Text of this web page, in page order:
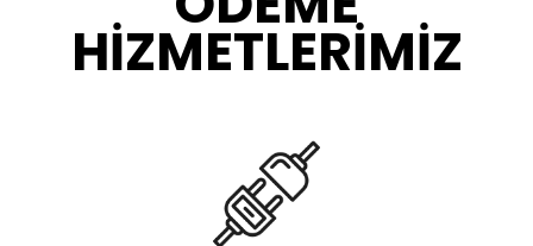
HİZMETLERİMİZ